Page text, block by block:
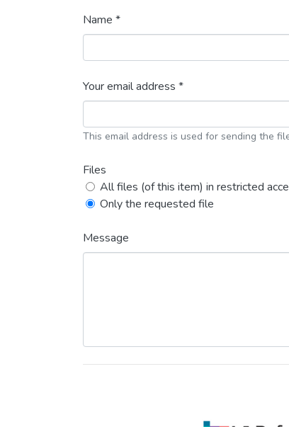
Name *
Your email address *
This email address is used for sending the
Files
All files (of this item) in restricted
Only the requested file
Message